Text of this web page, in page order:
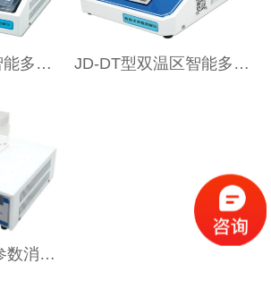
JD-AT型单温区智能多参数消解仪 JD-DT型双温区智能多参数消解仪
JD-MT型智能多参数消解仪